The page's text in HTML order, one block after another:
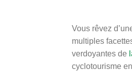
Vous rêvez
multiples
verdoyantes de
cyclotourisme